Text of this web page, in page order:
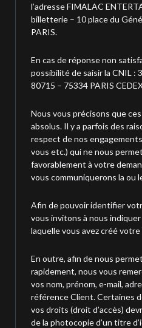
l’adresse FIMALAC
billetterie – 10 place du
PARIS.
En cas de réponse non
possibilité de saisir la CNIL :
80715 – 75334 PARIS
Nous vous précisons que
absolus. Il y a parfois des
respect de nos
vous etc.) qui ne nous
favorablement à votre
vous communiquerons la ou
Afin de pouvoir identifier
vous invitons à nous indiquer
laquelle vous avez créé
En outre, afin de nous
rapidement, nous vous
vos nom, prénom, e-mail,
référence Client. Certaines
vos droits (droit d’accès)
de la photocopie d’un titre